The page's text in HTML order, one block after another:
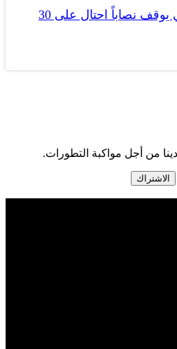
شيشاوة.. الدرك الملكي يوقف نصاباً احتال على 30
من أجل مواكبة التطورات.
الاشتراك